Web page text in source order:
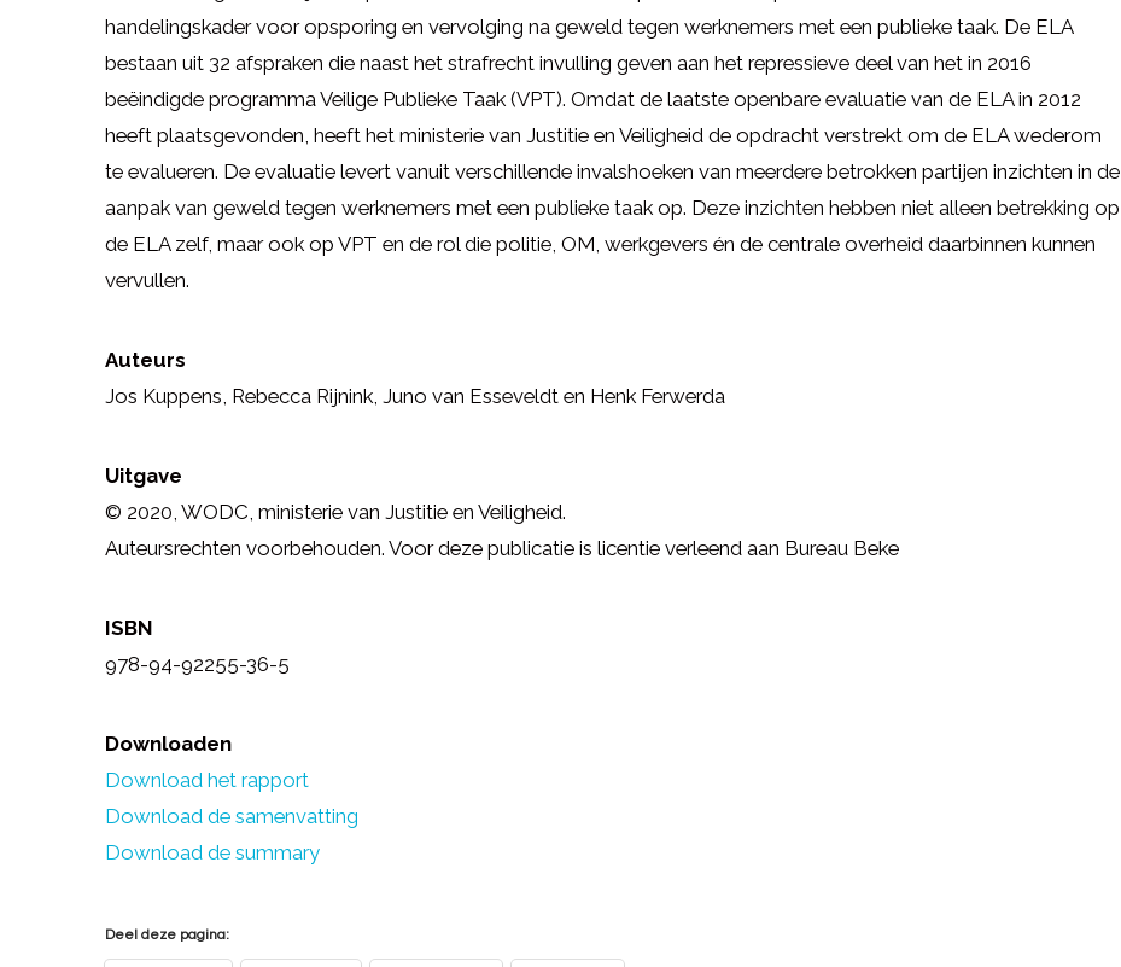
handelingskader voor opsporing en vervolging na geweld tegen werknemers met een publieke taak. De ELA
bestaan uit 32 afspraken die naast het strafrecht invulling geven aan het repressieve deel van het in 2016
beëindigde programma Veilige Publieke Taak (VPT). Omdat de laatste openbare evaluatie van de ELA in 2012
heeft plaatsgevonden, heeft het ministerie van Justitie en Veiligheid de opdracht verstrekt om de ELA wederom
te evalueren. De evaluatie levert vanuit verschillende invalshoeken van meerdere betrokken partijen inzichten in de
aanpak van geweld tegen werknemers met een publieke taak op. Deze inzichten hebben niet alleen betrekking op
de ELA zelf, maar ook op VPT en de rol die politie, OM, werkgevers én de centrale overheid daarbinnen kunnen
vervullen.
Auteurs
Jos Kuppens, Rebecca Rijnink, Juno van Esseveldt en Henk Ferwerda
Uitgave
© 2020, WODC, ministerie van Justitie en Veiligheid.
Auteursrechten voorbehouden. Voor deze publicatie is licentie verleend aan Bureau Beke
ISBN
978-94-92255-36-5
Downloaden
Download het rapport
Download de samenvatting
Download de summary
Deel deze pagina: